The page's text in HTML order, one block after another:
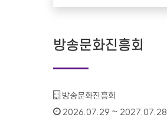
방송문화진흥회
기관명 :
방송문화진흥회
인증기간 :
2026.07.29 ~ 2027.07.28